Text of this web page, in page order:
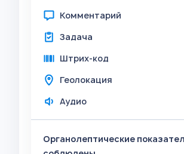
Комментарий
Задача
Штрих-код
Геолокация
Аудио
Органолептические